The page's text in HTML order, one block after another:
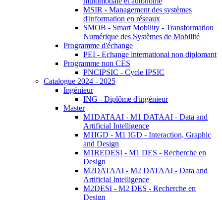
MSIR - Management des systèmes
d'information en réseaux
SMOB - Smart Mobility - Transformation
Numérique des Systèmes de Mobilité
Programme d'échange
PEI - Echange international non diplomant
Programme non CES
PNCIPSIC - Cycle IPSIC
Catalogue 2024 - 2025
Ingénieur
ING - Diplôme d'ingénieur
Master
M1DATAAI - M1 DATAAI - Data and
Artificial Intelligence
M1IGD - M1 IGD - Interaction, Graphic
and Design
M1REDESI - M1 DES - Recherche en
Design
M2DATAAI - M2 DATAAI - Data and
Artificial Intelligence
M2DESI - M2 DES - Recherche en
Design